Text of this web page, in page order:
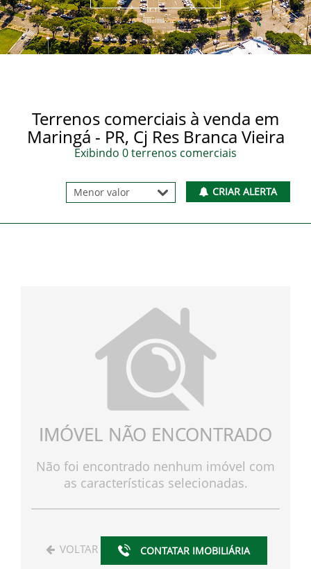
Terrenos comerciais à venda em
Maringá - PR, Cj Res Branca Vieira
Exibindo 0 terrenos comerciais
CRIAR ALERTA
IMÓVEL NÃO ENCONTRADO
Não foi encontrado nenhum imóvel com
as características selecionadas.
VOLTAR CONTATAR IMOBILIÁRIA